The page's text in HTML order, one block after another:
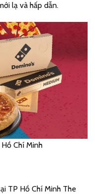
lạ và hấp dẫn.
Chí Minh
TP Hồ Chí Minh The